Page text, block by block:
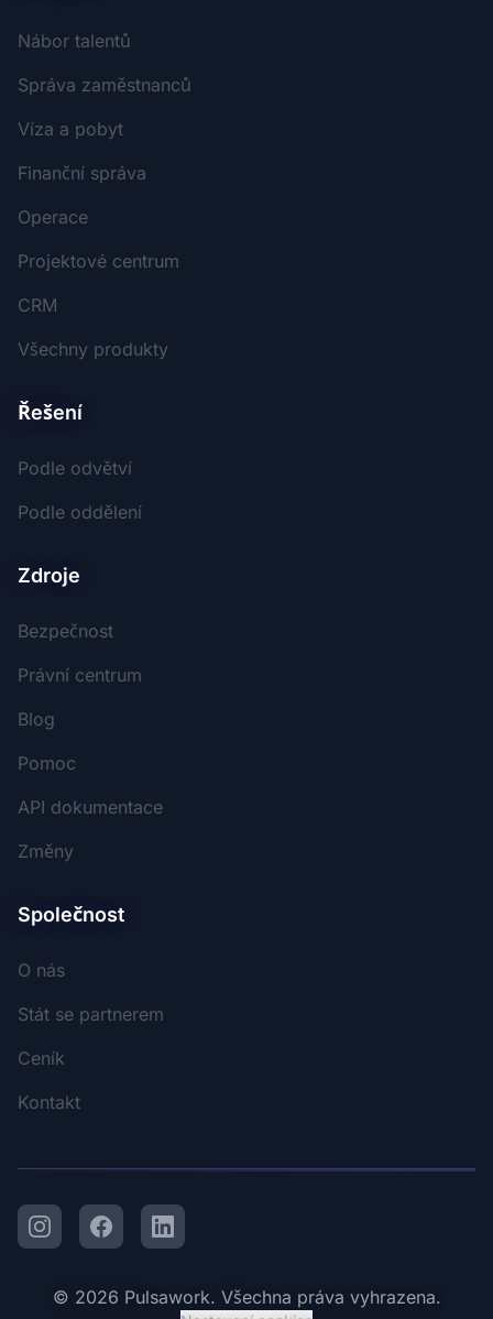
Nábor talentů
Správa zaměstnanců
Víza a pobyt
Finanční správa
Operace
Projektové centrum
CRM
Všechny produkty
Řešení
Podle odvětví
Podle oddělení
Zdroje
Bezpečnost
Právní centrum
Blog
Pomoc
API dokumentace
Změny
Společnost
O nás
Stát se partnerem
Ceník
Kontakt
InstagramFacebookLinkedIn
© 2026 Pulsawork. Všechna práva vyhrazena.